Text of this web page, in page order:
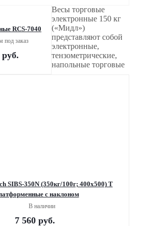
RCS-7040
под заказ
SIBS-350N (350кг/100г; 400х500) Т
c наклоном
В наличии
7 560 руб.
Весы торговые
электронные 150 кг
(«Мидл»)
представляют собой
электронные,
тензометрические,
напольные торговые